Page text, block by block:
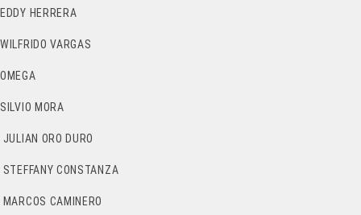
EDDY HERRERA
WILFRIDO VARGAS
OMEGA
SILVIO MORA
JULIAN ORO DURO
STEFFANY CONSTANZA
MARCOS CAMINERO